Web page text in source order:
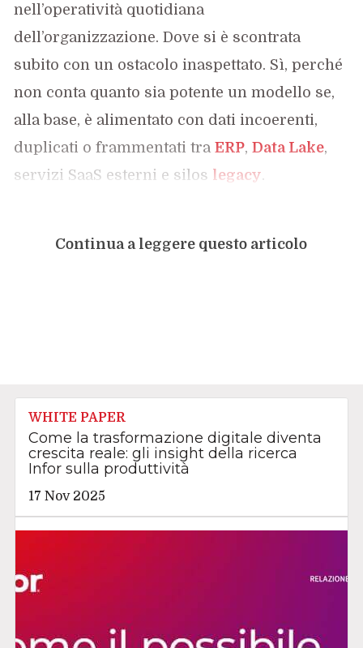
nell’operatività quotidiana
dell’organizzazione. Dove si è scontrata
subito con un ostacolo inaspettato. Sì, perché
non conta quanto sia potente un modello se,
alla base, è alimentato con dati incoerenti,
duplicati o frammentati traERP,Data Lake,
servizi SaaS esterni e silos legacy.
Continua a leggere questo articolo
WHITE PAPER
Come la trasformazione digitale diventa
crescita reale: gli insight della ricerca
Infor sulla produttività
17 Nov 2025